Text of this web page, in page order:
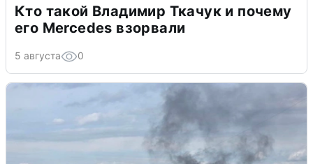
Кто такой Владимир Ткачук и почему
его Mercedes взорвали
5 августа 0